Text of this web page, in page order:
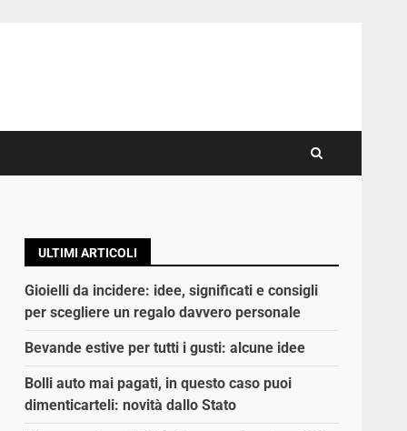
ULTIMI ARTICOLI
Gioielli da incidere: idee, significati e consigli
per scegliere un regalo davvero personale
Bevande estive per tutti i gusti: alcune idee
Bolli auto mai pagati, in questo caso puoi
dimenticarteli: novità dallo Stato